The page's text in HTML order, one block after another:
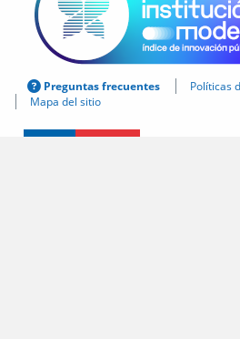
Preguntas frecuentes
Políticas
Mapa del sitio